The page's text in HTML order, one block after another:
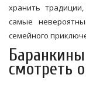
хранить
самые
семейного
смотреть